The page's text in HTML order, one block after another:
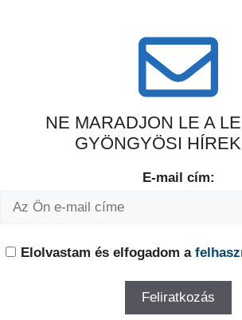
NE MARADJON LE A
GYÖNGYÖSI
E-mail cím:
Elolvastam és elfogadom a